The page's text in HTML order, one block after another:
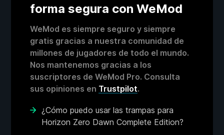
forma segura con WeMod
WeMod es siempre seguro y siempre
gratis gracias a nuestra comunidad de
millones de jugadores de todo el mundo.
Nos mantenemos gracias a los
suscriptores de WeMod Pro. Consulta
sus opiniones en Trustpilot.
¿Cómo puedo usar las trampas para
Horizon Zero Dawn Complete Edition?